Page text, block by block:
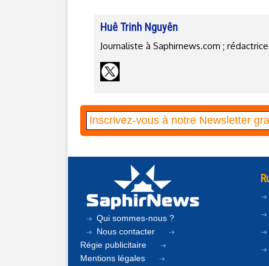
Huê Trinh Nguyên
Journaliste à Saphirnews.com ;
Qui sommes-nous ?
Nous contacter
Régie publicitaire
Mentions légales